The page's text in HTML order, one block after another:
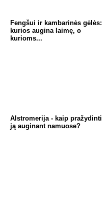
Fengšui ir kambarinės gėlės:
kurios augina laimę, o
kurioms...
Alstromerija - kaip pražydinti
ją auginant namuose?